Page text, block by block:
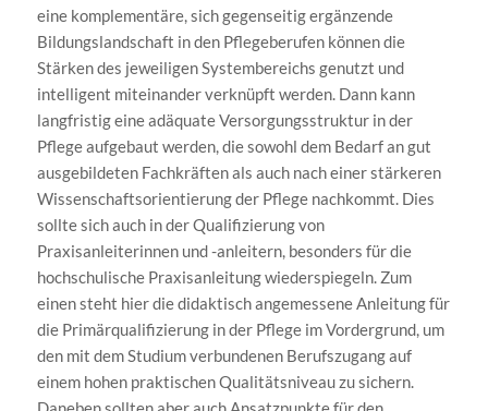
eine komplementäre, sich gegenseitig ergänzende
Bildungslandschaft in den Pflegeberufen können die
Stärken des jeweiligen Systembereichs genutzt und
intelligent miteinander verknüpft werden. Dann kann
langfristig eine adäquate Versorgungsstruktur in der
Pflege aufgebaut werden, die sowohl dem Bedarf an gut
ausgebildeten Fachkräften als auch nach einer stärkeren
Wissenschaftsorientierung der Pflege nachkommt. Dies
sollte sich auch in der Qualifizierung von
Praxisanleiterinnen und -anleitern, besonders für die
hochschulische Praxisanleitung wiederspiegeln. Zum
einen steht hier die didaktisch angemessene Anleitung für
die Primärqualifizierung in der Pflege im Vordergrund, um
den mit dem Studium verbundenen Berufszugang auf
einem hohen praktischen Qualitätsniveau zu sichern.